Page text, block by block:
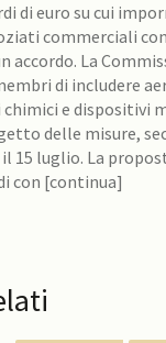
di euro su cui
commerciali
accordo. La
di includere
e dispositivi
delle misure,
15 luglio. La
con [continua]